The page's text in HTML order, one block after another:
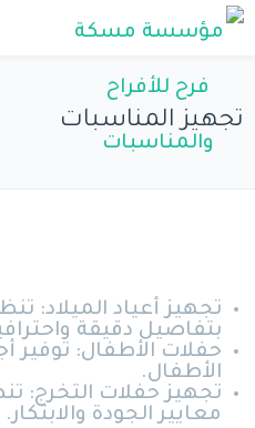
تجهيز المناسبات
تجهيز أعياد الميلاد:
بتفاصيل دقيقة
حفلات الأطفال: توفير
الأطفال.
تجهيز حفلات التخرج:
معايير الجودة والابتكار.